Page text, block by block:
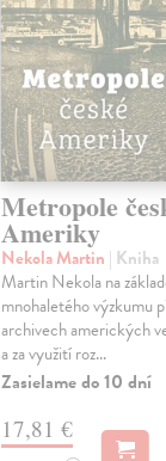
Metropole
Ameriky
Nekola Martin | Kniha
Martin Nekola na
mnohaletého výzkumu
archivech amerických
a za využití roz...
Zasielame do 10 dní
17,81 €